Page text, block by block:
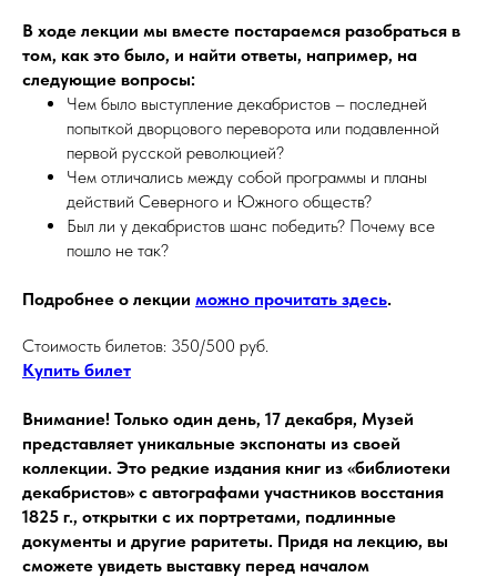
В ходе лекции мы вместе постараемся разобраться в
том, как это было, и найти ответы, например, на
следующие вопросы:
Чем было выступление декабристов – последней
попыткой дворцового переворота или подавленной
первой русской революцией?
Чем отличались между собой программы и планы
действий Северного и Южного обществ?
Был ли у декабристов шанс победить? Почему все
пошло не так?
Подробнее о лекции можно прочитать здесь.
Стоимость билетов: 350/500 руб.
Купить билет
Внимание! Только один день, 17 декабря, Музей
представляет уникальные экспонаты из своей
коллекции. Это редкие издания книг из «библиотеки
декабристов» с автографами участников восстания
1825 г., открытки с их портретами, подлинные
документы и другие раритеты. Придя на лекцию, вы
сможете увидеть выставку перед началом